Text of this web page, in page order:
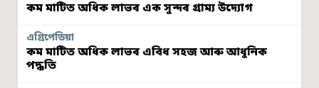
কম মাটিত অধিক লাভৰ এক সুন্দৰ গ্ৰাম্য উদ্যোগ
এগ্ৰিপেডিয়া
কম মাটিত অধিক লাভৰ এবিধ সহজ আৰু আধুনিক
পদ্ধতি